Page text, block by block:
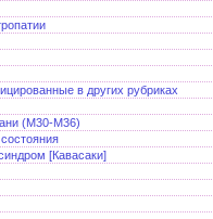
в других рубриках
(M30-M36)
[Кавасаки]